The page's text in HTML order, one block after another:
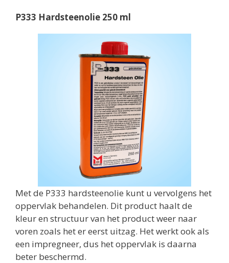
P333 Hardsteenolie 250 ml
Met de P333 hardsteenolie kunt u vervolgens het
oppervlak behandelen. Dit product haalt de
kleur en structuur van het product weer naar
voren zoals het er eerst uitzag. Het werkt ook als
een impregneer, dus het oppervlak is daarna
beter beschermd.